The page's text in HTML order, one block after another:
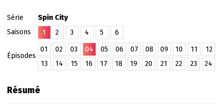
Série
Spin City
Saisons
1 2 3 4 5 6
Épisodes
01 02 03 04 05 06 07 08 09 10 11
12
13
14 15 16 17 18 19 20 21 22 23 24
Résumé